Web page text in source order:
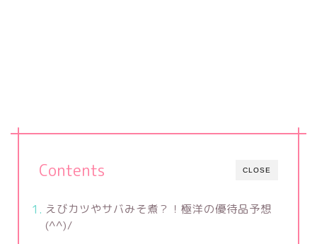
CLOSE
Contents
えびカツやサバみそ煮？！極洋の優待品予想
(^^)/